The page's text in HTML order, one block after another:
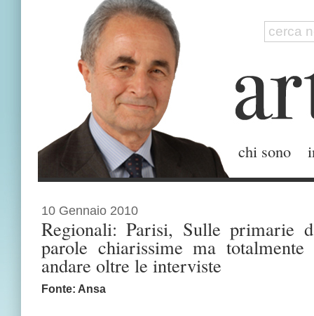
chi sono
10 Gennaio 2010
Regionali: Parisi, Sulle primarie
parole chiarissime ma
andare oltre le interviste
Fonte: Ansa